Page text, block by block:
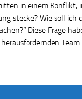
in einem Konflikt,
stecke? Wie soll ich
Diese Frage
Team-